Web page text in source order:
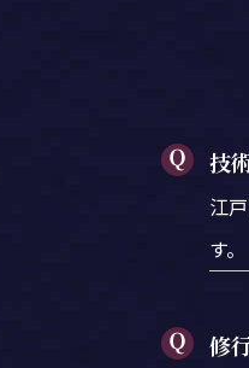
技
江
す。
修